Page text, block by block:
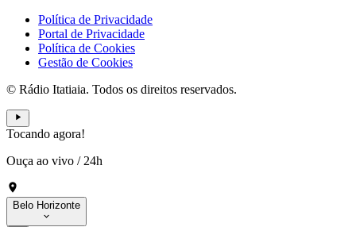
Política de Privacidade
Portal de Privacidade
Política de Cookies
Gestão de Cookies
© Rádio Itatiaia. Todos os direitos reservados.
Tocando agora!
Ouça ao vivo / 24h
Belo Horizonte